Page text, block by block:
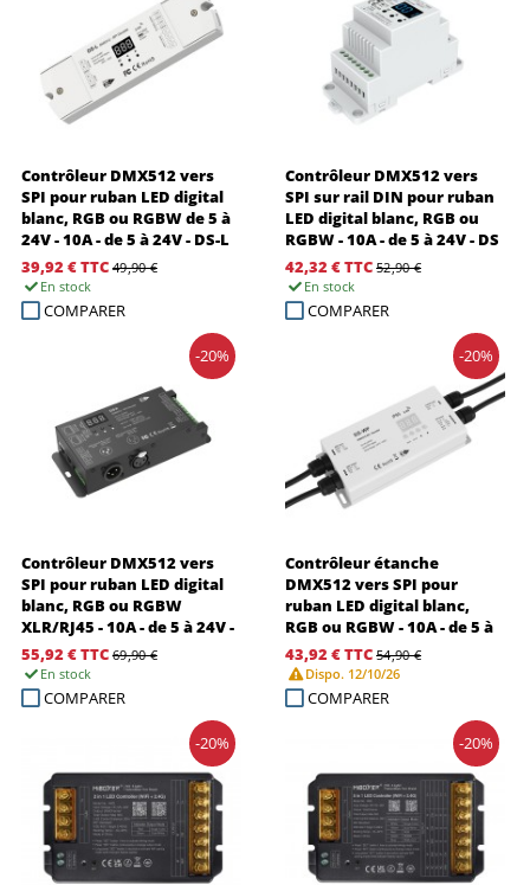
Contrôleur DMX512 vers
SPI pour ruban LED digital
blanc, RGB ou RGBW de 5 à
24V - 10A - de 5 à 24V - DS-L
39,92 €TTC 49,90 €
En stock
COMPARER
Contrôleur DMX512 vers
SPI sur rail DIN pour ruban
LED digital blanc, RGB ou
RGBW - 10A - de 5 à 24V - DS
42,32 €TTC 52,90 €
En stock
COMPARER
Contrôleur DMX512 vers
SPI pour ruban LED digital
blanc, RGB ou RGBW
XLR/RJ45 - 10A - de 5 à 24V -
DSA
-20%
55,92 €TTC 69,90 €
En stock
COMPARER
Contrôleur étanche
DMX512 vers SPI pour
ruban LED digital blanc,
RGB ou RGBW - 10A - de 5 à
24V - DS-WP
-20%
43,92 €TTC 54,90 €
Dispo. 12/10/26
COMPARER
-20% -20%